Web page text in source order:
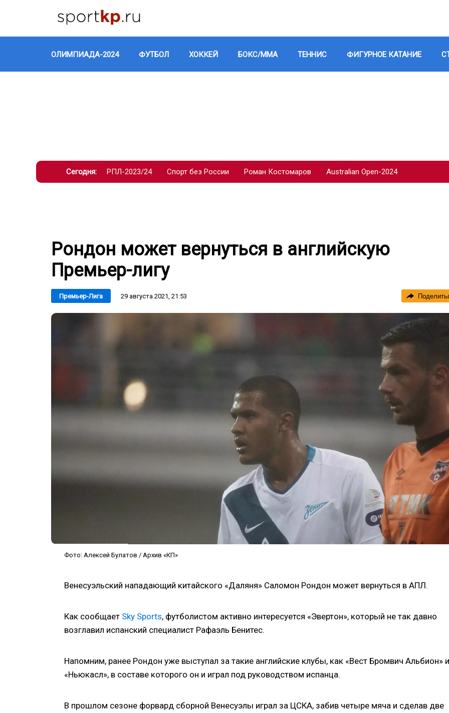
ОЛИМПИАДА-2024 ФУТБОЛ ХОККЕЙ БОКС/ММА ТЕННИС ФИГУРНОЕ КАТАНИЕ
Сегодня: РПЛ-2023/24 Спорт без России Роман Костомаров Australian Open-2024
Рондон может вернуться в английскую
Премьер-лигу
Премьер-Лига 29 августа 2021, 21:53
Фото: Алексей Булатов / Архив «КП»
Венесуэльский нападающий китайского «Даляня» Саломон Рондон может вернуться в АПЛ.
Как сообщает Sky Sports, футболистом активно интересуется «Эвертон», который не так давно
возглавил испанский специалист Рафаэль Бенитес.
Напомним, ранее Рондон уже выступал за такие английские клубы, как «Вест Бромвич Альбион» и
«Ньюкасл», в составе которого он и играл под руководством испанца.
В прошлом сезоне форвард сборной Венесуэлы играл за ЦСКА, забив четыре мяча и сделав две